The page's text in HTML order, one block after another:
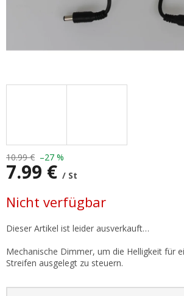
10.99 € –27 %
7.99 € / St
Nicht verfügbar
Dieser Artikel ist leider ausverkauft…
Mechanische Dimmer, um die Helligkeit für
Streifen ausgelegt zu steuern.